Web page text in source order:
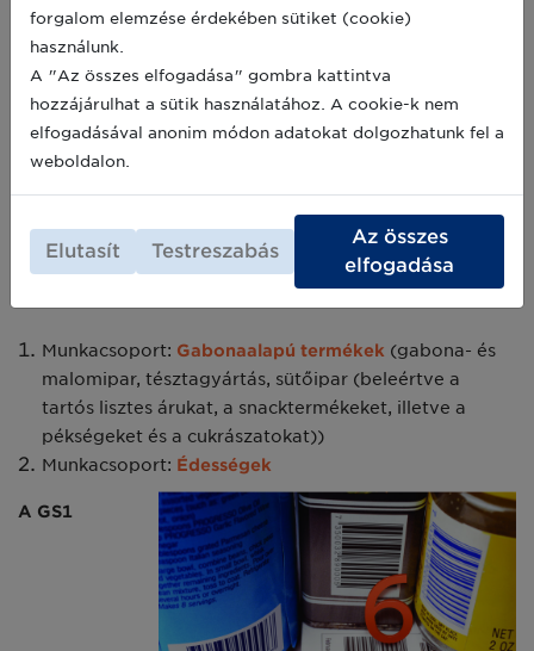
édességgyártásszereplői számára indulnak azzal a
céllal, hogy az e szektorokban működő vállalkozások is
megismerjék a korszerű eszközökre és megoldásokra
támaszkodó nyomonkövetési lehetőségeket. A
munkacsoportokba várjuka hatóság, a szakmai
szervezetek és az üzleti vállalkozások képviselőinek
találkozókat, s célja ezúttal is a szektorspecifikus
nyomonkövetési útmutatók kidolgozása.
Munkacsoport: Gabonaalapú termékek (gabona- és
malomipar, tésztagyártás, sütőipar (beleértve a
tartós lisztes árukat, a snacktermékeket, illetve a
pékségeket és a cukrászatokat))
Munkacsoport: Édességek
A GS1
forgalom elemzése érdekében sütiket (cookie)
használunk.
A "Az összes elfogadása" gombra kattintva
hozzájárulhat a sütik használatához. A cookie-k nem
elfogadásával anonim módon adatokat dolgozhatunk fel a
weboldalon.
Elutasít Testreszabás
Az összes
elfogadása